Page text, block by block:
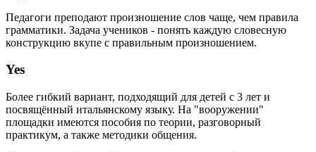
Педагоги преподают произношение слов чаще, чем правила
грамматики. Задача учеников - понять каждую словесную
конструкцию вкупе с правильным произношением.
Yes
Более гибкий вариант, подходящий для детей с 3 лет и
посвящённый итальянскому языку. На "вооружении"
площадки имеются пособия по теории, разговорный
практикум, а также методики общения.